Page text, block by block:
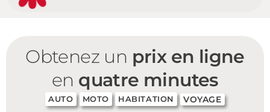
Obtenez un prix en ligne
en quatre minutes
AUTO MOTO HABITATION VOYAGE